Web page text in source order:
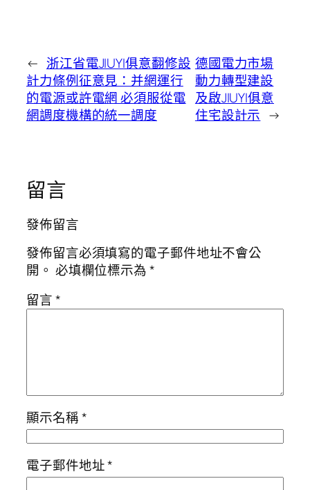
← 浙江省電JIUYI俱意翻修設
計力條例征意見：并網運行
的電源或許電網 必須服從電
網調度機構的統一調度
德國電力市場
動力轉型建設
及啟JIUYI俱意
住宅設計示 →
留言
發佈留言
發佈留言必須填寫的電子郵件地址不會公
開。 必填欄位標示為*
留言*
顯示名稱*
電子郵件地址*